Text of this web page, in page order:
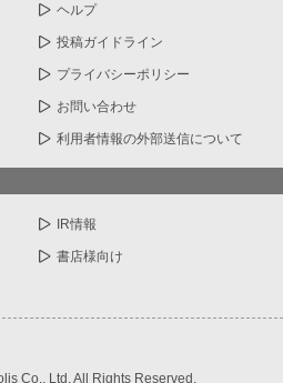
ヘルプ
投稿ガイドライン
プライバシーポリシー
お問い合わせ
利用者情報の外部送信について
IR情報
書店様向け
Co., Ltd. All Rights Reserved.